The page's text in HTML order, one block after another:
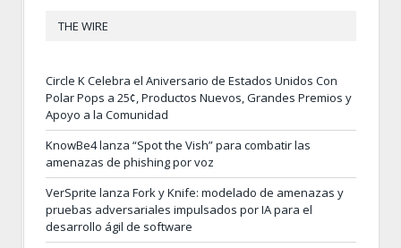
THE WIRE
Circle K Celebra el Aniversario de Estados Unidos Con
Polar Pops a 25¢, Productos Nuevos, Grandes Premios y
Apoyo a la Comunidad
KnowBe4 lanza “Spot the Vish” para combatir las
amenazas de phishing por voz
VerSprite lanza Fork y Knife: modelado de amenazas y
pruebas adversariales impulsados por IA para el
desarrollo ágil de software